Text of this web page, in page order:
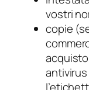
vostri
copie
antivirus